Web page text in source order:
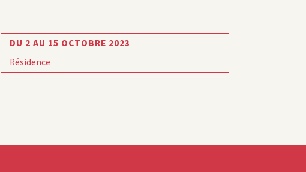
DU 2 AU 15 OCTOBRE 2023
Résidence